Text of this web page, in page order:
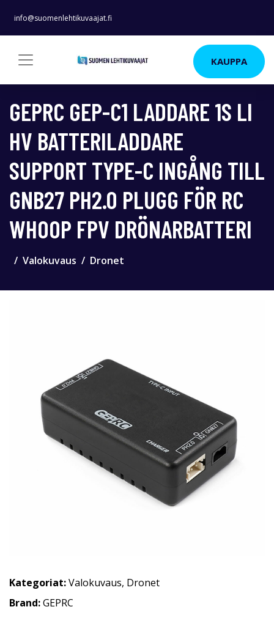
info@suomenlehtikuvaajat.fi
KAUPPA
GEPRC GEP-C1 LADDARE 1S LI
HV BATTERILADDARE
SUPPORT TYPE-C INGÅNG TILL
GNB27 PH2.0 PLUGG FÖR RC
WHOOP FPV DRÖNARBATTERI
Valokuvaus Dronet
Kategoriat:Valokuvaus, Dronet
Brand:GEPRC